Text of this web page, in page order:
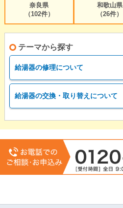
奈良県
（102件）
和歌山県
（26件）
テーマから探す
給湯器の修理について
給湯器の交換・取り替えについて